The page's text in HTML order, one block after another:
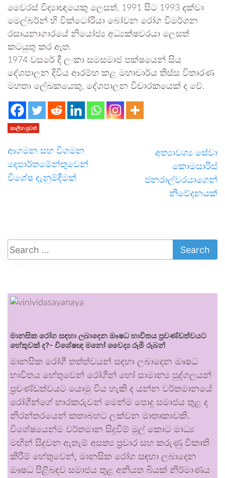
වෛරස් විද්‍යාඥයෙකු ලෙසත්, 1991 සිට 1993 දක්වා
මෙල්බර්න් හි වික්ටෝරියා බෝවන රෝග විමර්ශන
රසායනාගාරයේ නියෝජ්‍ය අධ්‍යක්ෂවරයා ලෙසත්
කටයුතු කර ඇත.
1974 වසරේ දී ලංකා සමසමාජ පක්ෂයෙන් සිය
දේශපාලන දිවිය ආරම්භ කළ මහාචාර්ය තිස්ස විතාරණ
මහතා ලේඛකයෙකු, දේශපාලන විචාරකයෙක් ද වේ.
කාලීන පුවත්
ආගමන සහ විගමන
දෙපාර්තමේන්තුවෙන්
විශේෂ දැනුම්දීමක්
අත්‍යාවශ්‍ය සේවා
කොමසාරිස්
ජනරාල්වරයාගෙන්
නිවේදනයක්
මානසික රෝග සඳහා ලබාදෙන ඖෂධ භාවිතය ප්‍රචණ්ඩත්වයට
හේතුවක් ද?- විශේෂඥ මනෝ වෛද්‍ය රූමි රූබන්
මානසික රෝගී තත්ත්වයන් සඳහා ලබාදෙන ඖෂධ
භාවිතය හේතුවෙන් රෝගීන් හෝ සාමාන්‍ය පුද්ගලයන්
ප්‍රචණ්ඩත්වයට යොමු විය හැකි ද යන්න වර්තමානයේ
රෝගීන්ගේ භාරකරුවන් මෙන්ම පොදු සමාජය තුළ ද
නිරන්තරයෙන් කතාබහට ලක්වන මාතෘකාවකි.
විශේෂයෙන්ම වර්තමාන සිදුවීම් මුල් කොට මාධ්‍ය
මඟින් සිදුවන ඇතැම් අසත්‍ය ප්‍රචාර සහ කරුණු විකෘති
කිරීම් හේතුවෙන්, මානසික රෝග සඳහා ලබාදෙන
ඖෂධ පිළිබඳව සමාජය තුළ අනියත බියක් නිර්මාණය